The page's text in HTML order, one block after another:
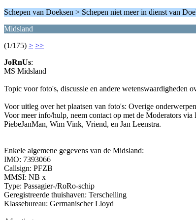
Schepen van Doeksen > Schepen niet meer in dienst van
Midsland
(1/175) > >>
JoRnUs:
MS Midsland
Topic voor foto's, discussie en andere wetenswaardigheden
Voor uitleg over het plaatsen van foto's: Overige
Voor meer info/hulp, neem contact op met de Moderators
PiebeJanMan, Wim Vink, Vriend, en Jan Leenstra.
Enkele algemene gegevens van de Midsland:
IMO: 7393066
Callsign: PFZB
MMSI: NB x
Type: Passagier-/RoRo-schip
Geregistreerde thuishaven: Terschelling
Klassebureau: Germanischer Lloyd